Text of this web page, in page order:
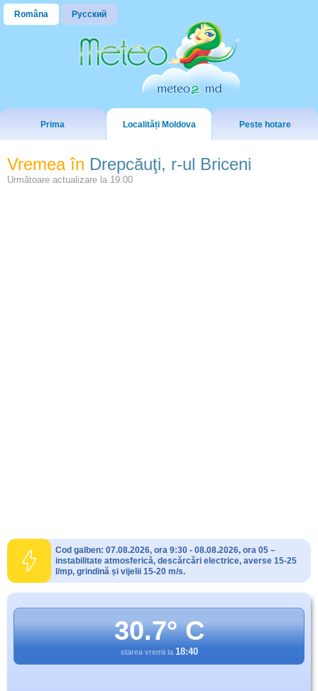
Româna Русский
Prima Localități Moldova Peste hotare
Vremea în Drepcăuţi, r-ul Briceni
Următoare actualizare la 19:00
Cod galben: 07.08.2026, ora 9:30 - 08.08.2026, ora 05 –
instabilitate atmosferică, descărcări electrice, averse 15-25
l/mp, grindină și vijelii 15-20 m/s.
30.7° C
starea vremii la 18:40